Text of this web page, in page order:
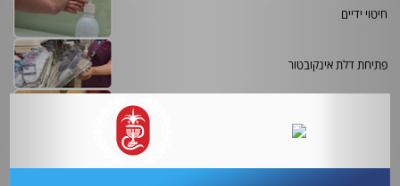
חיטוי ידיים
פתיחת דלת אינקובטור
Scrub the Hub
,החזקתו באויר והמתנה לייבוש